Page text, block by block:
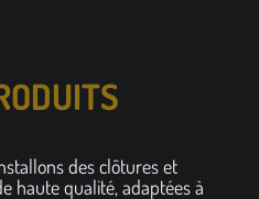
des clôtures et
haute qualité, adaptées à